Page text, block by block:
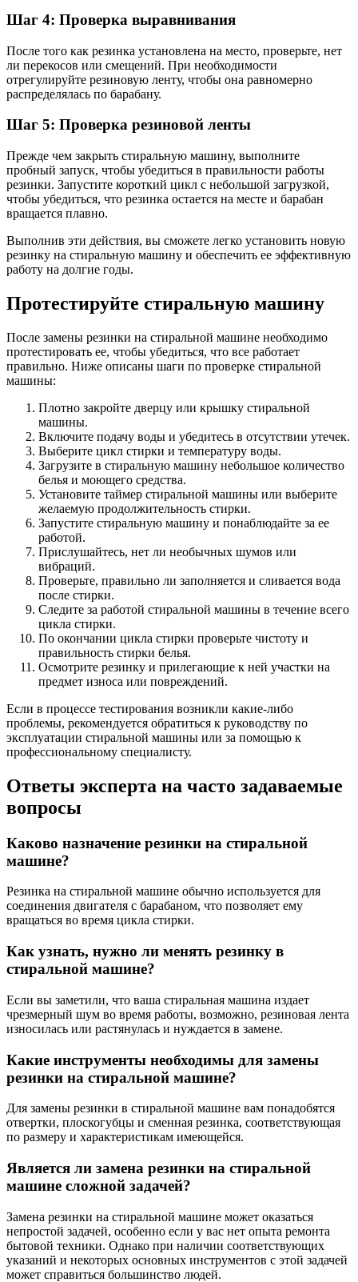
Шаг 4: Проверка выравнивания
После того как резинка установлена на место, проверьте, нет
ли перекосов или смещений. При необходимости
отрегулируйте резиновую ленту, чтобы она равномерно
распределялась по барабану.
Шаг 5: Проверка резиновой ленты
Прежде чем закрыть стиральную машину, выполните
пробный запуск, чтобы убедиться в правильности работы
резинки. Запустите короткий цикл с небольшой загрузкой,
чтобы убедиться, что резинка остается на месте и барабан
вращается плавно.
Выполнив эти действия, вы сможете легко установить новую
резинку на стиральную машину и обеспечить ее эффективную
работу на долгие годы.
Протестируйте стиральную машину
После замены резинки на стиральной машине необходимо
протестировать ее, чтобы убедиться, что все работает
правильно. Ниже описаны шаги по проверке стиральной
машины:
Плотно закройте дверцу или крышку стиральной
машины.
Включите подачу воды и убедитесь в отсутствии утечек.
Выберите цикл стирки и температуру воды.
Загрузите в стиральную машину небольшое количество
белья и моющего средства.
Установите таймер стиральной машины или выберите
желаемую продолжительность стирки.
Запустите стиральную машину и понаблюдайте за ее
работой.
Прислушайтесь, нет ли необычных шумов или
вибраций.
Проверьте, правильно ли заполняется и сливается вода
после стирки.
Следите за работой стиральной машины в течение всего
цикла стирки.
По окончании цикла стирки проверьте чистоту и
правильность стирки белья.
Осмотрите резинку и прилегающие к ней участки на
предмет износа или повреждений.
Если в процессе тестирования возникли какие-либо
проблемы, рекомендуется обратиться к руководству по
эксплуатации стиральной машины или за помощью к
профессиональному специалисту.
Ответы эксперта на часто задаваемые
вопросы
Каково назначение резинки на стиральной
машине?
Резинка на стиральной машине обычно используется для
соединения двигателя с барабаном, что позволяет ему
вращаться во время цикла стирки.
Как узнать, нужно ли менять резинку в
стиральной машине?
Если вы заметили, что ваша стиральная машина издает
чрезмерный шум во время работы, возможно, резиновая лента
износилась или растянулась и нуждается в замене.
Какие инструменты необходимы для замены
резинки на стиральной машине?
Для замены резинки в стиральной машине вам понадобятся
отвертки, плоскогубцы и сменная резинка, соответствующая
по размеру и характеристикам имеющейся.
Является ли замена резинки на стиральной
машине сложной задачей?
Замена резинки на стиральной машине может оказаться
непростой задачей, особенно если у вас нет опыта ремонта
бытовой техники. Однако при наличии соответствующих
указаний и некоторых основных инструментов с этой задачей
может справиться большинство людей.